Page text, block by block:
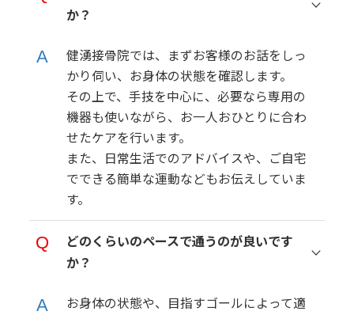
か？
健湧接骨院では、まずお客様のお話をしっ
かり伺い、お身体の状態を確認します。
その上で、手技を中心に、必要なら専用の
機器も使いながら、お一人おひとりに合わ
せたケアを行います。
また、日常生活でのアドバイスや、ご自宅
でできる簡単な運動などもお伝えしていま
す。
どのくらいのペースで通うのが良いです
か？
お身体の状態や、目指すゴールによって適